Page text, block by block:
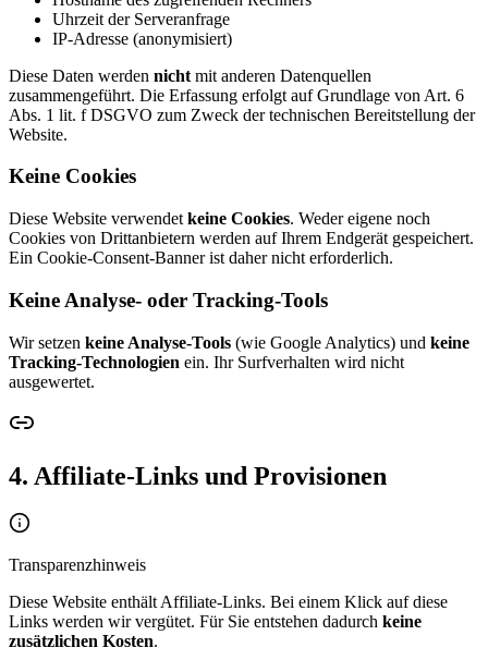
Uhrzeit der Serveranfrage
IP-Adresse (anonymisiert)
Diese Daten werden nicht mit anderen Datenquellen
zusammengeführt. Die Erfassung erfolgt auf Grundlage von Art. 6
Abs. 1 lit. f DSGVO zum Zweck der technischen Bereitstellung der
Website.
Keine Cookies
Diese Website verwendet keine Cookies. Weder eigene noch
Cookies von Drittanbietern werden auf Ihrem Endgerät gespeichert.
Ein Cookie-Consent-Banner ist daher nicht erforderlich.
Keine Analyse- oder Tracking-Tools
Wir setzen keine Analyse-Tools (wie Google Analytics) und keine
Tracking-Technologien ein. Ihr Surfverhalten wird nicht
ausgewertet.
4. Affiliate-Links und Provisionen
Transparenzhinweis
Diese Website enthält Affiliate-Links. Bei einem Klick auf diese
Links werden wir vergütet. Für Sie entstehen dadurch keine
zusätzlichen Kosten.